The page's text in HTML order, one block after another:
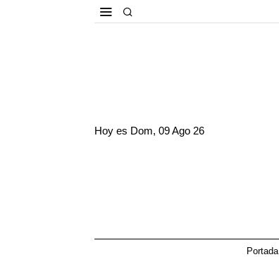
Hoy es Dom, 09 Ago 26
Portada